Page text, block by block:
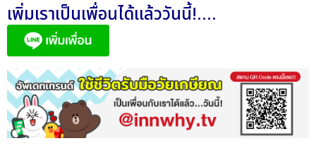
เพิ่มเราเป็นเพื่อนได้แล้ววันนี้!....